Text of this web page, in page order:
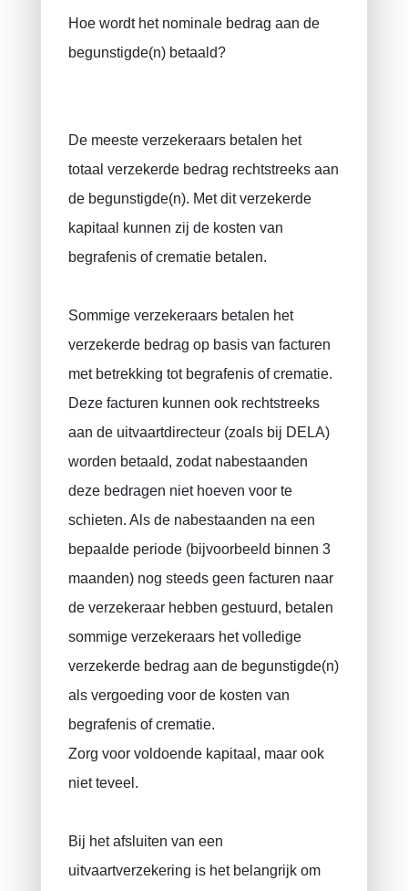
Hoe wordt het nominale bedrag aan de
begunstigde(n) betaald?
De meeste verzekeraars betalen het
totaal verzekerde bedrag rechtstreeks aan
de begunstigde(n). Met dit verzekerde
kapitaal kunnen zij de kosten van
begrafenis of crematie betalen.
Sommige verzekeraars betalen het
verzekerde bedrag op basis van facturen
met betrekking tot begrafenis of crematie.
Deze facturen kunnen ook rechtstreeks
aan de uitvaartdirecteur (zoals bij DELA)
worden betaald, zodat nabestaanden
deze bedragen niet hoeven voor te
schieten. Als de nabestaanden na een
bepaalde periode (bijvoorbeeld binnen 3
maanden) nog steeds geen facturen naar
de verzekeraar hebben gestuurd, betalen
sommige verzekeraars het volledige
verzekerde bedrag aan de begunstigde(n)
als vergoeding voor de kosten van
begrafenis of crematie.
Zorg voor voldoende kapitaal, maar ook
niet teveel.
Bij het afsluiten van een
uitvaartverzekering is het belangrijk om